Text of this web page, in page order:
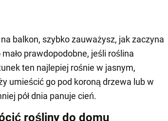
balkon, szybko zauważysz, jak zaczyna
prawdopodobne, jeśli roślina
ten najlepiej rośnie w jasnym,
umieścić go pod koroną drzewa lub w
pół dnia panuje cień.
rośliny do domu